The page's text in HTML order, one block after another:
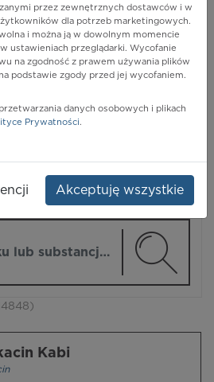
FILTRY
Kabi
przez zewnętrznych dostawców i w
dla potrzeb marketingowych.
i można ją w dowolnym momencie
ustawieniach przeglądarki. Wycofanie
na zgodność z prawem używania plików
podstawie zgody przed jej wycofaniem.
danych osobowych i plikach
Prywatności.
Akceptuję wszystkie